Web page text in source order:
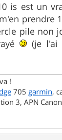
is est un
prendre
pile non
(je l'ai
!
705 garmin,
3, APN